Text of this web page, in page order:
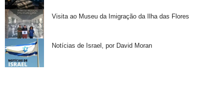
Visita ao Museu da Imigração da Ilha das Flores
Notícias de Israel, por David Moran